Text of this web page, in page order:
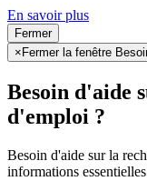
En savoir plus
Fermer
× Fermer la fenêtre
Besoin d'aide
d'emploi ?
Besoin d'aide sur la
informations